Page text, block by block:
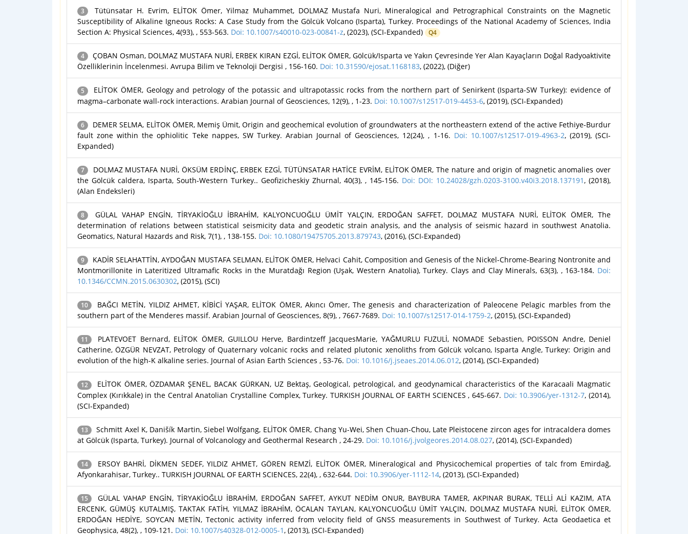
3
Tütünsatar H. Evrim, ELİTOK Ömer, Yilmaz Muhammet, DOLMAZ Mustafa Nuri, Mineralogical and Petrographical Constraints on the Magnetic
Susceptibility of Alkaline Igneous Rocks: A Case Study from the Gölcük Volcano (Isparta), Turkey. Proceedings of the National Academy of Sciences, India
Section A: Physical Sciences, 4(93), , 553-563. Doi: 10.1007/s40010-023-00841-z, (2023), (SCI-Expanded) Q4
4
ÇOBAN Osman, DOLMAZ MUSTAFA NURİ, ERBEK KIRAN EZGİ, ELİTOK ÖMER, Gölcük/Isparta ve Yakın Çevresinde Yer Alan Kayaçların Doğal Radyoaktivite
Özelliklerinin İncelenmesi. Avrupa Bilim ve Teknoloji Dergisi , 156-160. Doi: 10.31590/ejosat.1168183, (2022), (Diğer)
5
ELİTOK ÖMER, Geology and petrology of the potassic and ultrapotassic rocks from the northern part of Senirkent (Isparta-SW Turkey): evidence of
magma–carbonate wall-rock interactions. Arabian Journal of Geosciences, 12(9), , 1-23. Doi: 10.1007/s12517-019-4453-6, (2019), (SCI-Expanded)
6
DEMER SELMA, ELİTOK ÖMER, Memiş Ümit, Origin and geochemical evolution of groundwaters at the northeastern extend of the active Fethiye-Burdur
fault zone within the ophiolitic Teke nappes, SW Turkey. Arabian Journal of Geosciences, 12(24), , 1-16. Doi: 10.1007/s12517-019-4963-2, (2019), (SCI-
Expanded)
7
DOLMAZ MUSTAFA NURİ, ÖKSÜM ERDİNÇ, ERBEK EZGİ, TÜTÜNSATAR HATİCE EVRİM, ELİTOK ÖMER, The nature and origin of magnetic anomalies over
the Gölcük caldera, Isparta, South-Western Turkey.. Geofizicheskiy Zhurnal, 40(3), , 145-156. Doi: DOI: 10.24028/gzh.0203-3100.v40i3.2018.137191, (2018),
(Alan Endeksleri)
8
GÜLAL VAHAP ENGİN, TİRYAKİOĞLU İBRAHİM, KALYONCUOĞLU ÜMİT YALÇIN, ERDOĞAN SAFFET, DOLMAZ MUSTAFA NURİ, ELİTOK ÖMER, The
determination of relations between statistical seismicity data and geodetic strain analysis, and the analysis of seismic hazard in southwest Anatolia.
Geomatics, Natural Hazards and Risk, 7(1), , 138-155. Doi: 10.1080/19475705.2013.879743, (2016), (SCI-Expanded)
9
KADİR SELAHATTİN, AYDOĞAN MUSTAFA SELMAN, ELİTOK ÖMER, Helvaci Cahit, Composition and Genesis of the Nickel-Chrome-Bearing Nontronite and
Montmorillonite in Lateritized Ultramafic Rocks in the Muratdağı Region (Uşak, Western Anatolia), Turkey. Clays and Clay Minerals, 63(3), , 163-184. Doi:
10.1346/CCMN.2015.0630302, (2015), (SCI)
10
BAĞCI METİN, YILDIZ AHMET, KİBİCİ YAŞAR, ELİTOK ÖMER, Akıncı Ömer, The genesis and characterization of Paleocene Pelagic marbles from the
southern part of the Menderes massif. Arabian Journal of Geosciences, 8(9), , 7667-7689. Doi: 10.1007/s12517-014-1759-2, (2015), (SCI-Expanded)
11
PLATEVOET Bernard, ELİTOK ÖMER, GUILLOU Herve, Bardintzeff JacquesMarie, YAĞMURLU FUZULİ, NOMADE Sebastien, POISSON Andre, Deniel
Catherine, ÖZGÜR NEVZAT, Petrology of Quaternary volcanic rocks and related plutonic xenoliths from Gölcük volcano, Isparta Angle, Turkey: Origin and
evolution of the high-K alkaline series. Journal of Asian Earth Sciences , 53-76. Doi: 10.1016/j.jseaes.2014.06.012, (2014), (SCI-Expanded)
12
ELİTOK ÖMER, ÖZDAMAR ŞENEL, BACAK GÜRKAN, UZ Bektaş, Geological, petrological, and geodynamical characteristics of the Karacaali Magmatic
Complex (Kırıkkale) in the Central Anatolian Crystalline Complex, Turkey. TURKISH JOURNAL OF EARTH SCIENCES , 645-667. Doi: 10.3906/yer-1312-7, (2014),
(SCI-Expanded)
13
Schmitt Axel K, Danišík Martin, Siebel Wolfgang, ELİTOK ÖMER, Chang Yu-Wei, Shen Chuan-Chou, Late Pleistocene zircon ages for intracaldera domes
at Gölcük (Isparta, Turkey). Journal of Volcanology and Geothermal Research , 24-29. Doi: 10.1016/j.jvolgeores.2014.08.027, (2014), (SCI-Expanded)
14
ERSOY BAHRİ, DİKMEN SEDEF, YILDIZ AHMET, GÖREN REMZİ, ELİTOK ÖMER, Mineralogical and Physicochemical properties of talc from Emirdağ,
Afyonkarahisar, Turkey.. TURKISH JOURNAL OF EARTH SCIENCES, 22(4), , 632-644. Doi: 10.3906/yer-1112-14, (2013), (SCI-Expanded)
15
GÜLAL VAHAP ENGİN, TİRYAKİOĞLU İBRAHİM, ERDOĞAN SAFFET, AYKUT NEDİM ONUR, BAYBURA TAMER, AKPINAR BURAK, TELLİ ALİ KAZIM, ATA
ERCENK, GÜMÜŞ KUTALMIŞ, TAKTAK FATİH, YILMAZ İBRAHİM, ÖCALAN TAYLAN, KALYONCUOĞLU ÜMİT YALÇIN, DOLMAZ MUSTAFA NURİ, ELİTOK ÖMER,
ERDOĞAN HEDİYE, SOYCAN METİN, Tectonic activity inferred from velocity field of GNSS measurements in Southwest of Turkey. Acta Geodaetica et
Geophysica, 48(2), , 109-121. Doi: 10.1007/s40328-012-0005-1, (2013), (SCI-Expanded)